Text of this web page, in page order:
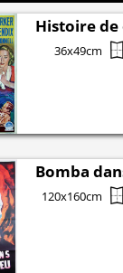
Histoire
36x49cm
Bomba
120x160cm